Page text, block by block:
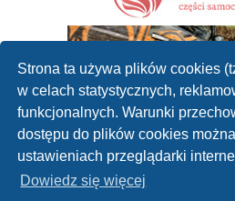
Strona ta używa plików cookies
w celach statystycznych,
funkcjonalnych. Warunki
dostępu do plików cookies
ustawieniach przeglądarki
Dowiedz się więcej